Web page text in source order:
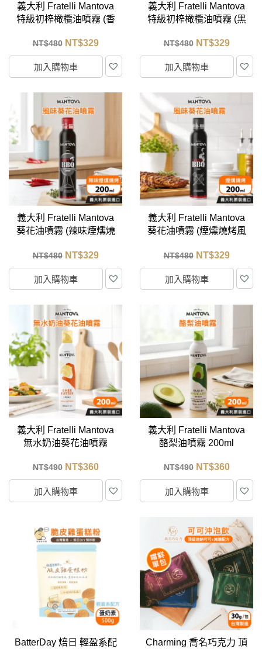
義大利 Fratelli Mantova
特級初榨橄欖油噴霧 (香
NT$480 NT$329
加入購物車
義大利 Fratelli Mantova
特級初榨橄欖油噴霧 (黑
NT$480 NT$329
加入購物車
義大利 Fratelli Mantova
葵花油噴霧 (辣味煙燻燒
NT$480 NT$329
加入購物車
義大利 Fratelli Mantova
葵花油噴霧 (煙燻燒烤風
NT$480 NT$329
加入購物車
義大利 Fratelli Mantova
無水奶油葵花油噴霧
NT$490 NT$360
加入購物車
義大利 Fratelli Mantova
酪梨油噴霧 200ml
NT$490 NT$360
加入購物車
BatterDay 焙日 輕盈系配
Charming 喬名巧克力 頂